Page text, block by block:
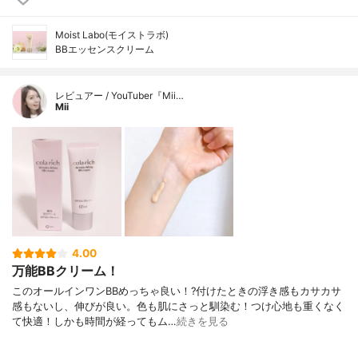
Moist Labo(モイストラボ)
BBエッセンスクリーム
レビュアー / YouTuber『Mii…
Mii
4.00
万能BBクリーム！
このオールインワンBBめっちゃ良い！?付けたときの浮き感もカサカサ
感もないし、伸びが良い。色も肌にさっと馴染む！つけ心地も重くなく
て快適！しかも時間が経ってもム…続きを見る